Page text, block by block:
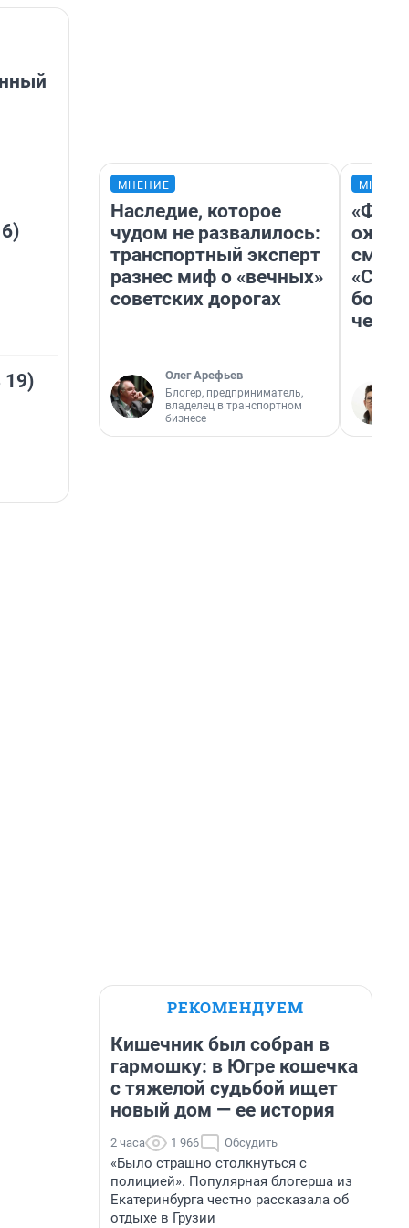
МНЕНИЕ
Наследие, которое
чудом не развалилось:
транспортный эксперт
разнес миф о «вечных»
советских дорогах
Олег Арефьев
Блогер, предприниматель,
владелец в транспортном
бизнесе
РЕКОМЕНДУЕМ
Кишечник был собран в
гармошку: в Югре кошечка
с тяжелой судьбой ищет
новый дом — ее история
2 часа 1 966 Обсудить
«Было страшно столкнуться с
полицией». Популярная блогерша из
Екатеринбурга честно рассказала об
отдыхе в Грузии